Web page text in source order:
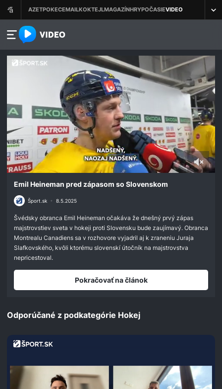
azet.video.sk
seconds
minutes,
44
seconds
Emil Heineman pred zápasom so Slovenskom
Šport.sk • 8.5.2025
Švédsky obranca Emil Heineman očakáva že dnešný prvý zápas
majstrovstiev sveta v hokeji proti Slovensku bude zaujímavý. Obranca
Montrealu Canadiens sa v rozhovore vyjadril aj k zraneniu Juraja
Slafkovského, kvôli ktorému slovenskí útočník na majstrovstva
nepricestoval.
Pokračovať na článok
Odporúčané z podkategórie Hokej